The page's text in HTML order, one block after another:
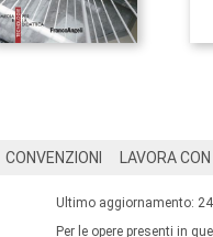
CONVENZIONI LAVORA CON
Ultimo aggiornamento:
Per le opere presenti in